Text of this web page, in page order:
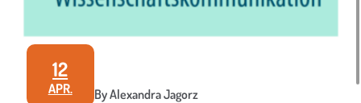
12
APR. By Alexandra Jagorz